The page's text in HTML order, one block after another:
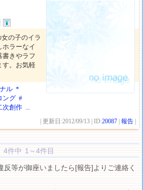
の子のイラ
ホラーなイ
書きやラフ
す。お気軽
ル *
ング #
次創作
| 更新日:2012/09/13 | ID:20087 |報告 |
4件中 1～4件目
等が御座いましたら[報告]よりご連絡く